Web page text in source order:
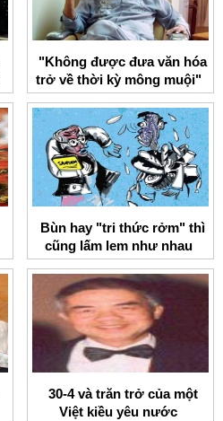
"Không được đưa văn hóa
trở về thời kỳ mông muội"
Bùn hay "tri thức rởm" thì
cũng lấm lem như nhau
30-4 và trăn trở của một
Việt kiều yêu nước